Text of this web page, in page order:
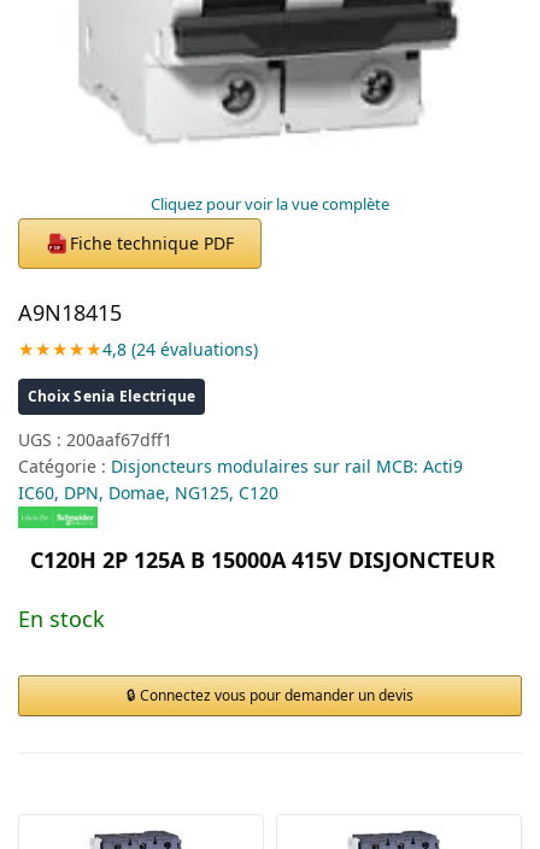
Cliquez pour voir la vue complète
PDF Fiche technique PDF
A9N18415
★★★★★4,8 (24 évaluations)
Choix Senia Electrique
UGS : 200aaf67dff1
Catégorie : Disjoncteurs modulaires sur rail MCB: Acti9
IC60, DPN, Domae, NG125, C120
C120H 2P 125A B 15000A 415V DISJONCTEUR
En stock
Connectez vous pour demander un devis